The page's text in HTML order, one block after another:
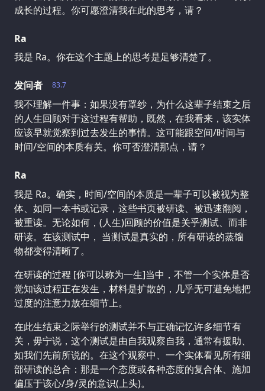
成长的过程。你可愿澄清我在此的思考，请？
Ra
我是 Ra。你在这个主题上的思考是足够清楚了。
83.7
发问者
我不理解一件事：如果没有罩纱，为什么这辈子结束之后
的人生回顾对于这过程有帮助，既然，在我看来，该实体
应该早就觉察到过去发生的事情。这可能跟空间/时间与
时间/空间的本质有关。你可否澄清那点，请？
Ra
我是 Ra。确实，时间/空间的本质是一辈子可以被视为整
体、如同一本书或记录，这些书页被研读、被迅速翻阅，
被重读。无论如何，(人生)回顾的价值是关乎测试、而非
研读。在该测试中， 当测试是真实的，所有研读的蒸馏
物都变得清晰了。
在研读的过程 [你可以称为一生]当中，不管一个实体是否
觉知该过程正在发生，材料是扩散的，几乎无可避免地把
过度的注意力放在细节上。
在此生结束之际举行的测试并不与正确记忆许多细节有
关，毋宁说，这个测试是由自我观察自我，通常有援助、
如我们先前所说的。在这个观察中、一个实体看见所有细
部研读的总合：那是一个态度或各种态度的复合体、施加
偏压于该心/身/灵的意识(上头)。